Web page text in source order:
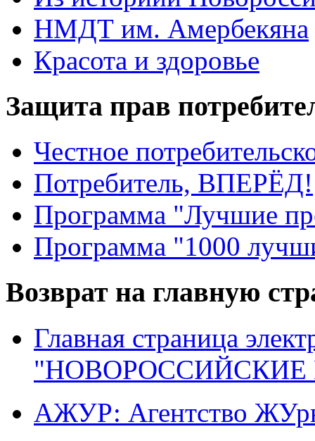
НМДТ им. Амербекяна
Красота и здоровье
Защита прав
Честное
Потребитель, ВПЕРЁД!
Программа "Лучшие
Программа "1000
Возврат на главную
Главная страница
"НОВОРОССИЙСКИЕ
АЖУР: Агентство